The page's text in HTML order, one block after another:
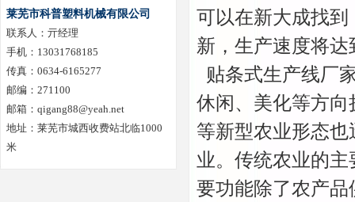
莱芜市科普塑料机械有限公司
联系人：亓经理
手机：13031768185
传真：0634-6165277
邮编：271100
邮箱：qigang88@yeah.net
地址：莱芜市城西收费站北临1000
米
可以在新大成找
新，生产速度将
贴条式生产线厂
休闲、美化等方
等新型农业形态
业。传统农业的
要功能除了农产